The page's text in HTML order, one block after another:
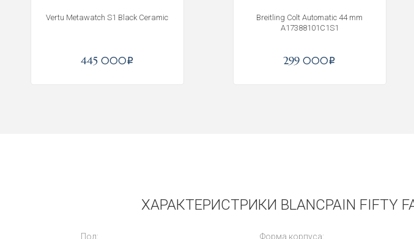
Vertu Metawatch S1 Black Ceramic
445 000i
Breitling Colt Automatic 44 mm
A17388101C1S1
299 000i
ХАРАКТЕРИСТРИКИ BLANCPAIN FIFTY
Пол:
Форма корпуса: